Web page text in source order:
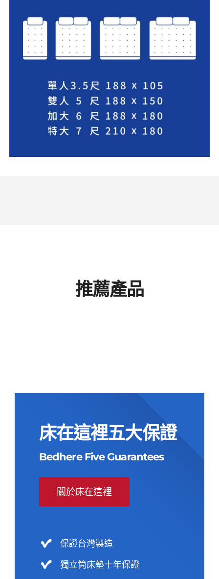
推薦產品
床在這裡五大保證
Bedhere Five Guarantees
關於床在這裡
保證台灣製造
獨立筒床墊十年保證